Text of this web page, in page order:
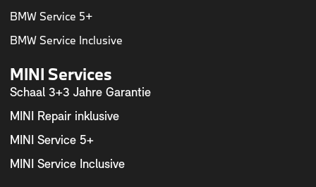
BMW Service 5+
BMW Service Inclusive
MINI Services
Schaal 3+3 Jahre Garantie
MINI Repair inklusive
MINI Service 5+
MINI Service Inclusive